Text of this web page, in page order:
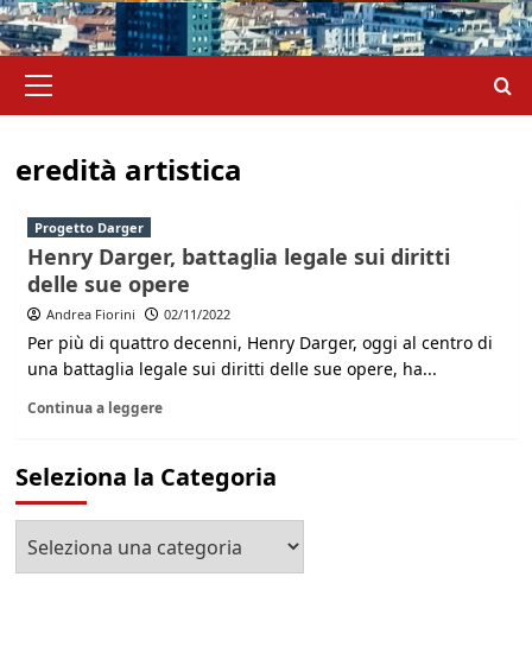
principale
eredità artistica
Progetto Darger
Henry Darger, battaglia legale sui diritti
delle sue opere
Andrea Fiorini 02/11/2022
Per più di quattro decenni, Henry Darger, oggi al centro di
una battaglia legale sui diritti delle sue opere, ha...
Continua a leggere
Seleziona la Categoria
la